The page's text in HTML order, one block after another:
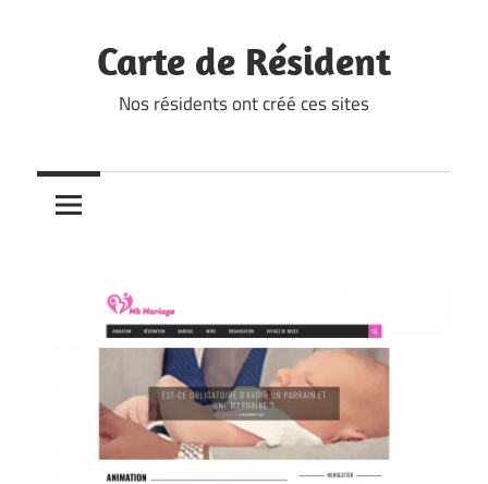
Carte de Résident
Nos résidents ont créé ces sites